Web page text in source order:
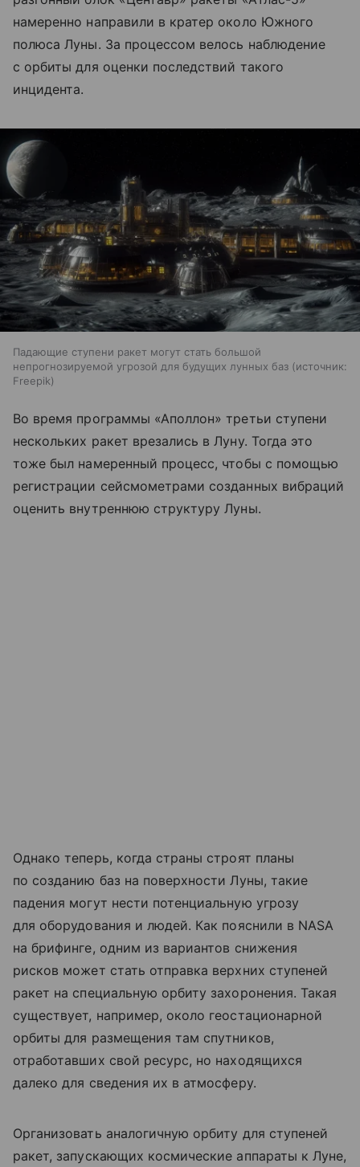
намеренно направили в кратер около Южного
полюса Луны. За процессом велось наблюдение
с орбиты для оценки последствий такого
инцидента.
Падающие ступени ракет могут стать большой
непрогнозируемой угрозой для будущих лунных баз
источник:
Freepik
Во время программы «Аполлон» третьи ступени
нескольких ракет врезались в Луну. Тогда это
тоже был намеренный процесс, чтобы с помощью
регистрации сейсмометрами созданных вибраций
оценить внутреннюю структуру Луны.
Однако теперь, когда страны строят планы
по созданию баз на поверхности Луны, такие
падения могут нести потенциальную угрозу
для оборудования и людей. Как пояснили в NASA
на брифинге, одним из вариантов снижения
рисков может стать отправка верхних ступеней
ракет на специальную орбиту захоронения. Такая
существует, например, около геостационарной
орбиты для размещения там спутников,
отработавших свой ресурс, но находящихся
далеко для сведения их в атмосферу.
Организовать аналогичную орбиту для ступеней
ракет, запускающих космические аппараты к Луне,